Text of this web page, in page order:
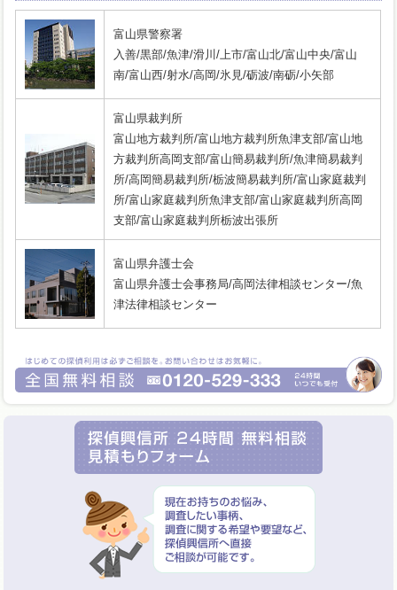
富山県警察署
入善/黒部/魚津/滑川/上市/富山北/富山中央/富山
南/富山西/射水/高岡/氷見/砺波/南砺/小矢部
富山県裁判所
富山地方裁判所/富山地方裁判所魚津支部/富山地
方裁判所高岡支部/富山簡易裁判所/魚津簡易裁判
所/高岡簡易裁判所/栃波簡易裁判所/富山家庭裁判
所/富山家庭裁判所魚津支部/富山家庭裁判所高岡
支部/富山家庭裁判所栃波出張所
富山県弁護士会
富山県弁護士会事務局/高岡法律相談センター/魚
津法律相談センター